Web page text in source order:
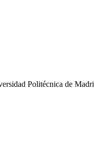
Politécnica de